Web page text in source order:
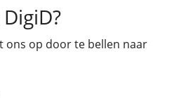
ons op door te bellen naar